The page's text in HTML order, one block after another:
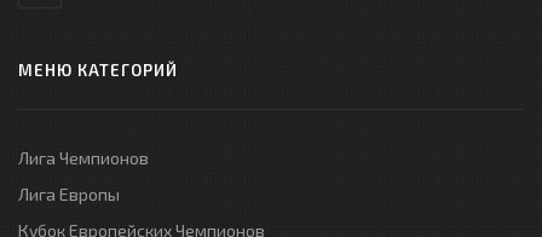
МЕНЮ КАТЕГОРИЙ
Лига Чемпионов
Лига Европы
Кубок Европейских Чемпионов